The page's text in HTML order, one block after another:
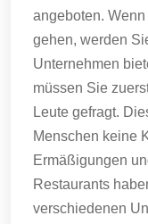
angeboten.
gehen, werden
Unternehmen
müssen Sie
Leute gefragt.
Menschen keine
Ermäßigungen
Restaurants
verschiedenen